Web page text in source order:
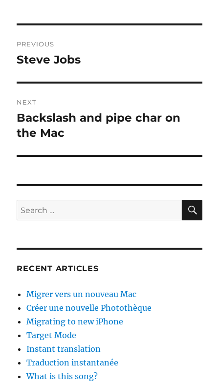
navigation
PREVIOUS
Previous
Steve Jobs
NEXT
Next
post:
Backslash and pipe char on
the Mac
Search
for:
RECENT ARTICLES
Migrer vers un nouveau Mac
Créer une nouvelle Photothèque
Migrating to new iPhone
Target Mode
Instant translation
Traduction instantanée
What is this song?